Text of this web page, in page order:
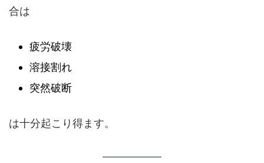
合は
疲労破壊
溶接割れ
突然破断
は十分起こり得ます。